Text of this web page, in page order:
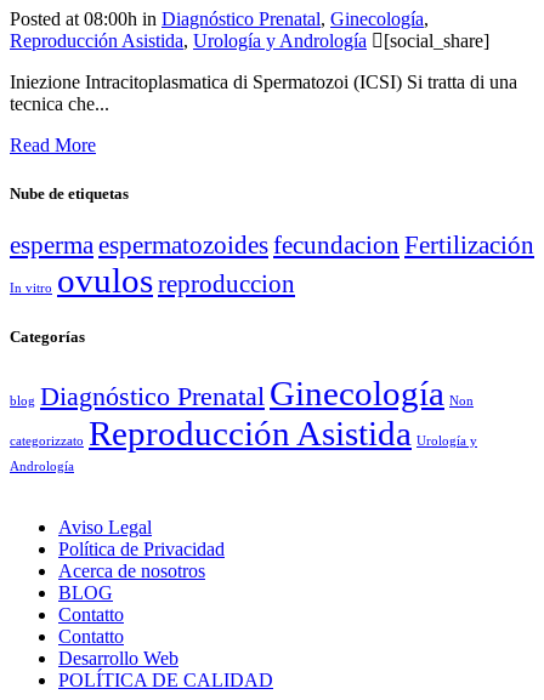
Posted at 08:00h in Diagnóstico Prenatal, Ginecología,
Reproducción Asistida, Urología y Andrología
[social_share]
Iniezione Intracitoplasmatica di Spermatozoi (ICSI) Si tratta di una
tecnica che...
Read More
Nube de etiquetas
esperma espermatozoidesfecundacion Fertilización
In vitro ovulosreproduccion
Categorías
blog Diagnóstico Prenatal Ginecología Non
categorizzato Reproducción Asistida Urología y
Andrología
Aviso Legal
Política de Privacidad
Acerca de nosotros
BLOG
Contatto
Contatto
Desarrollo Web
POLÍTICA DE CALIDAD